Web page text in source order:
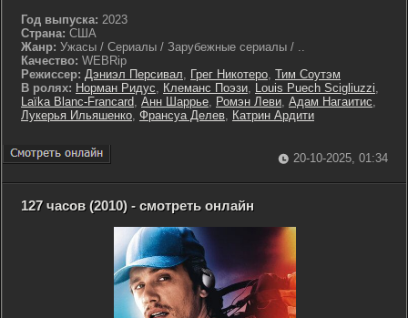
Год выпуска: 2023
Страна: США
Жанр: Ужасы / Сериалы / Зарубежные сериалы / ..
Качество: WEBRip
Режиссер: Дэниэл Персивал, Грег Никотеро, Тим Соутэм
В ролях: Норман Ридус, Клеманс Поэзи, Louis Puech Scigliuzzi,
Laïka Blanc-Francard, Анн Шаррье, Ромэн Леви, Адам Нагаитис,
Лукерья Ильяшенко, Франсуа Делев, Катрин Ардити
20-10-2025, 01:34
127 часов (2010) - смотреть онлайн